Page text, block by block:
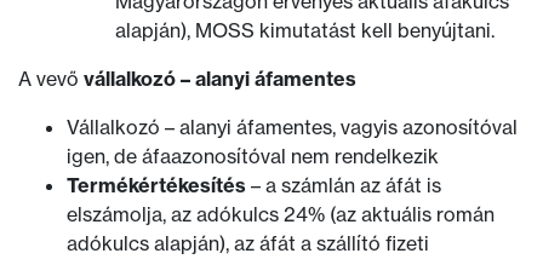
alapján), MOSS kimutatást kell benyújtani.
A vevő vállalkozó – alanyi áfamentes
Vállalkozó – alanyi áfamentes, vagyis azonosítóval
igen, de áfaazonosítóval nem rendelkezik
Termékértékesítés – a számlán az áfát is
elszámolja, az adókulcs 24% (az aktuális román
adókulcs alapján), az áfát a szállító fizeti